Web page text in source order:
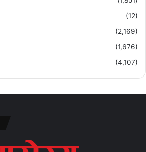
(12)
(2,169)
(1,676)
(4,107)